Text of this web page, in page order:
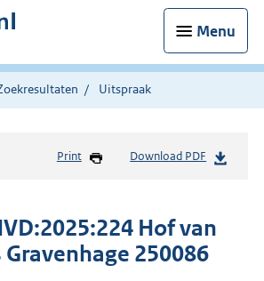
Menu
Uitspraak
Print Download PDF
Hof van
250086